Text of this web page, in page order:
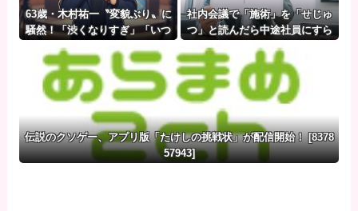
63歳・木村祐一〝変貌ぶり〟に
騒然！「渋くなりすぎ」「いつ
の間にかイケおじに」の声
社内会議で「施術」を「せじゅ
つ」と読んだら中途社員にすら
笑われたｗｗｗｗｗｗ
伝説のクソゲー、アプリ版「たけしの挑戦状」が配信開始！ [8378
57943]